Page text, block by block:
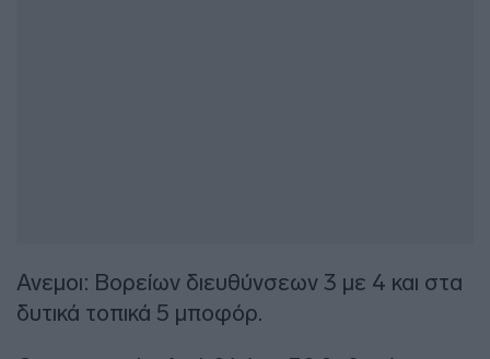
Ανεμοι: Βορείων διευθύνσεων 3 με 4 και στα
δυτικά τοπικά 5 μποφόρ.